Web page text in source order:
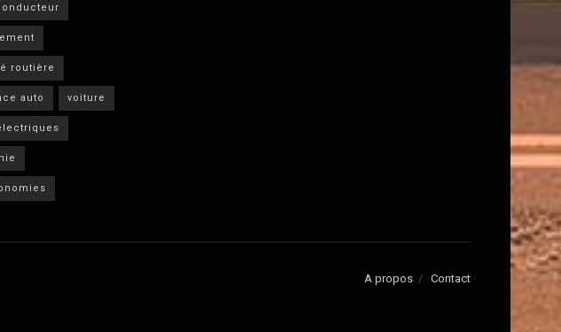
routière
auto voiture
A propos Contact